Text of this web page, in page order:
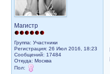
Магистр
Группа: Участники
Регистрация: 26 Июл 2016, 18:23
Сообщений: 17484
Откуда: Москва
Пол: